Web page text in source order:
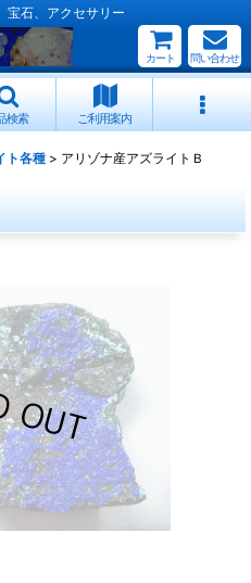
宝石、アクセサリー
カート 問い合わせ
検索 ご利用案内
ト各種 > アリゾナ産アズライトＢ